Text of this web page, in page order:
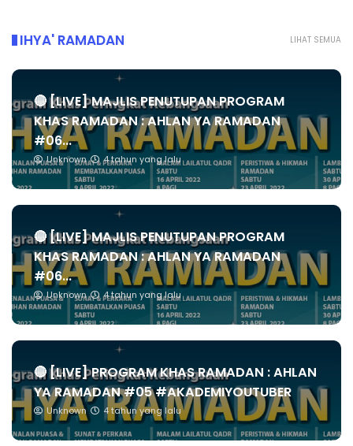
LIHAT SEMUA
IHYA' RAMADAN
🔴 [LIVE] MAJLIS PENUTUPAN PROGRAM
KHAS RAMADAN : AHLAN YA RAMADAN
#06...
Unknown 4 tahun yang lalu
🔴 [LIVE] MAJLIS PENUTUPAN PROGRAM
KHAS RAMADAN : AHLAN YA RAMADAN
#06...
Unknown 4 tahun yang lalu
🔴 [LIVE] PROGRAM KHAS RAMADAN : AHLAN
YA RAMADAN #05 #AKADEMIYOUTUBER
Unknown 4 tahun yang lalu